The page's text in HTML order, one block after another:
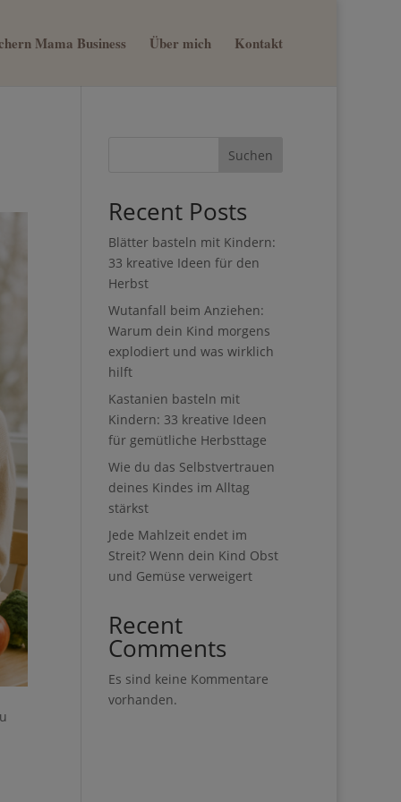
Mama Business Über mich Kontakt
Suchen
Recent Posts
Blätter basteln mit Kindern:
33 kreative Ideen für den
Herbst
Wutanfall beim Anziehen:
Warum dein Kind morgens
explodiert und was wirklich
hilft
Kastanien basteln mit
Kindern: 33 kreative Ideen
für gemütliche Herbsttage
Wie du das Selbstvertrauen
deines Kindes im Alltag
stärkst
Jede Mahlzeit endet im
Streit? Wenn dein Kind Obst
und Gemüse verweigert
Recent
Comments
Es sind keine Kommentare
vorhanden.